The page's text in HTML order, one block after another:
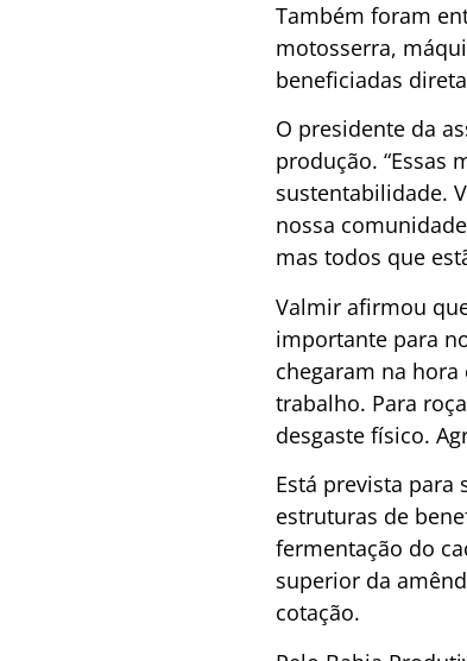
Também foram
motosserra,
beneficiadas
O presidente da
produção. “Essas
sustentabilidade.
nossa
mas todos que
Valmir afirmou
importante para
chegaram na
trabalho. Para
desgaste físico.
Está prevista para
estruturas de
fermentação do
superior da
cotação.